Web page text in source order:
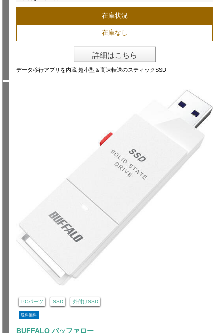
在庫状況
在庫なし
詳細はこちら
データ移行アプリを内蔵 超小型＆高速転送のスティックSSD
PCパーツ SSD 外付けSSD
送料無料
BUFFALO バッファロー